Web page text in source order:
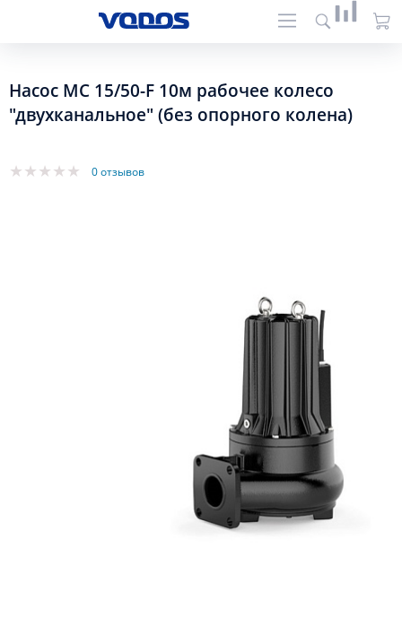
Насос MC 15/50-F 10м рабочее колесо
"двухканальное" (без опорного колена)
0 отзывов